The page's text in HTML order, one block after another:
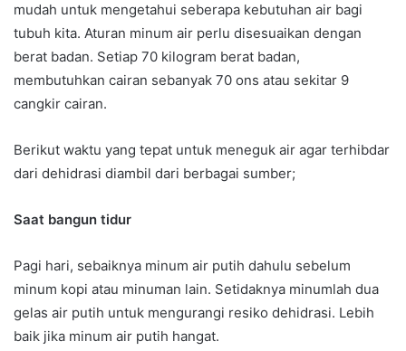
mudah untuk mengetahui seberapa kebutuhan air bagi
tubuh kita. Aturan minum air perlu disesuaikan dengan
berat badan. Setiap 70 kilogram berat badan,
membutuhkan cairan sebanyak 70 ons atau sekitar 9
cangkir cairan.
Berikut waktu yang tepat untuk meneguk air agar terhibdar
dari dehidrasi diambil dari berbagai sumber;
Saat bangun tidur
Pagi hari, sebaiknya minum air putih dahulu sebelum
minum kopi atau minuman lain. Setidaknya minumlah dua
gelas air putih untuk mengurangi resiko dehidrasi. Lebih
baik jika minum air putih hangat.